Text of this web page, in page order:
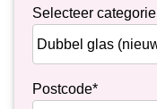
Selecteer categorie
Postcode*